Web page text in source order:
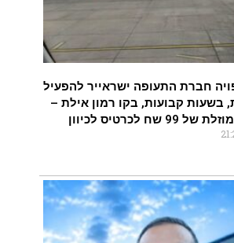
חברת התעופה ישראייר להפעיל
בשעות קבועות, בקו רמון אילת –
לכרטיס לכיוון